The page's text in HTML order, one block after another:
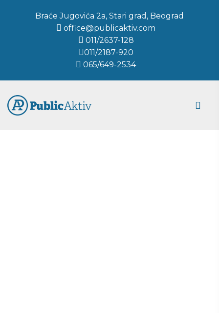
Braće Jugovića 2a, Stari grad, Beograd
office@publicaktiv.com
011/2637-128
011/2187-920
065/649-2534